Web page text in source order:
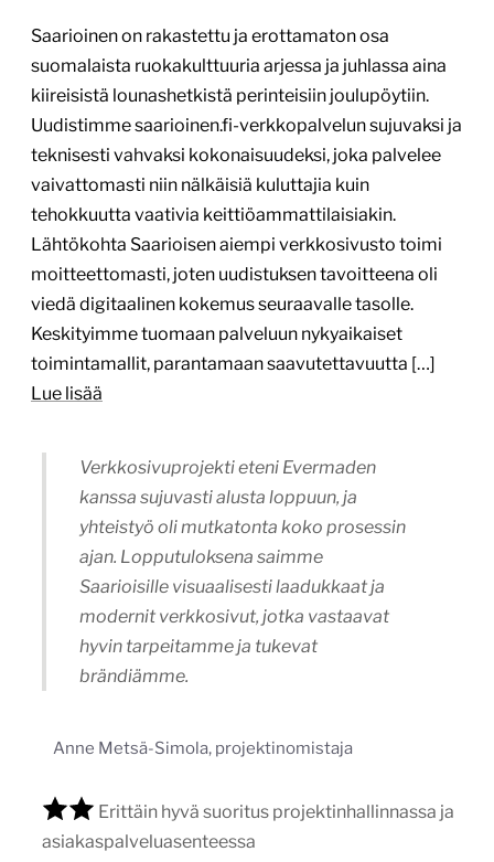
Saarioinen on rakastettu ja erottamaton osa
suomalaista ruokakulttuuria arjessa ja juhlassa aina
kiireisistä lounashetkistä perinteisiin joulupöytiin.
Uudistimme saarioinen.fi-verkkopalvelun sujuvaksi ja
teknisesti vahvaksi kokonaisuudeksi, joka palvelee
vaivattomasti niin nälkäisiä kuluttajia kuin
tehokkuutta vaativia keittiöammattilaisiakin.
Lähtökohta Saarioisen aiempi verkkosivusto toimi
moitteettomasti, joten uudistuksen tavoitteena oli
viedä digitaalinen kokemus seuraavalle tasolle.
Keskityimme tuomaan palveluun nykyaikaiset
toimintamallit, parantamaan saavutettavuutta […]
Lue lisää
Verkkosivuprojekti eteni Evermaden
kanssa sujuvasti alusta loppuun, ja
yhteistyö oli mutkatonta koko prosessin
ajan. Lopputuloksena saimme
Saarioisille visuaalisesti laadukkaat ja
modernit verkkosivut, jotka vastaavat
hyvin tarpeitamme ja tukevat
brändiämme.
Anne Metsä-Simola, projektinomistaja
Erittäin hyvä suoritus projektinhallinnassa ja
asiakaspalveluasenteessa